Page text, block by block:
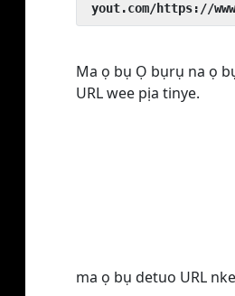
yout.com/https://
Ma ọ bụ Ọ bụrụ na ọ
URL wee pịa tinye.
ma ọ bụ detuo URL